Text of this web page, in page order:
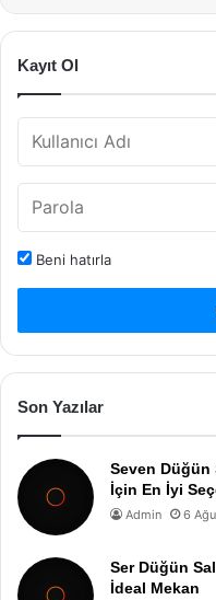
Kayıt Ol
Beni hatırla
Son Yazılar
Seven Düğün
İçin En İyi
Admin 6
Ser Düğün
İdeal Mekan